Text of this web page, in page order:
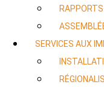
SERVICES AUX